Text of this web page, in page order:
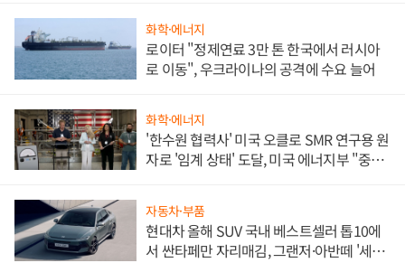
화학·에너지
로이터 "정제연료 3만 톤 한국에서 러시아
로 이동", 우크라이나의 공격에 수요 늘어
화학·에너지
'한수원 협력사' 미국 오클로 SMR 연구용 원
자로 '임계 상태' 도달, 미국 에너지부 "중요
자동차·부품
현대차 올해 SUV 국내 베스트셀러 톱10에
서 싼타페만 자리매김, 그랜저·아반떼 '세단